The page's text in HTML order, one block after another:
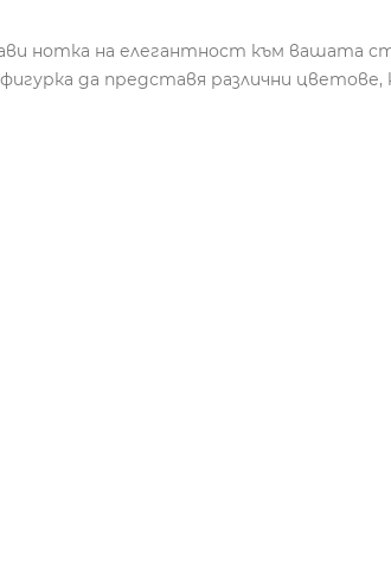
нотка на елегантност към вашата
да представя различни